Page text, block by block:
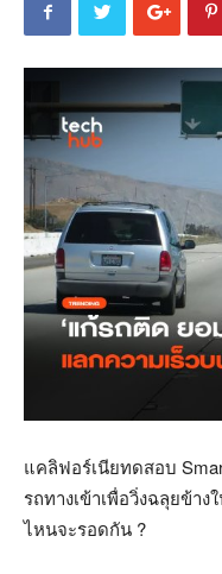
แคลิฟอร์เนียทดสอบ
รถทางเข้าเพื่อวิ่งฉลุยข้า
ไหนจะรอดกัน ?